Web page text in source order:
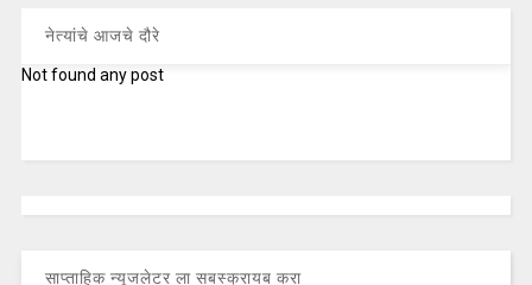
नेत्यांचे आजचे दौरे
Not found any post
साप्ताहिक न्यूजलेटर ला सबस्क्रायब करा